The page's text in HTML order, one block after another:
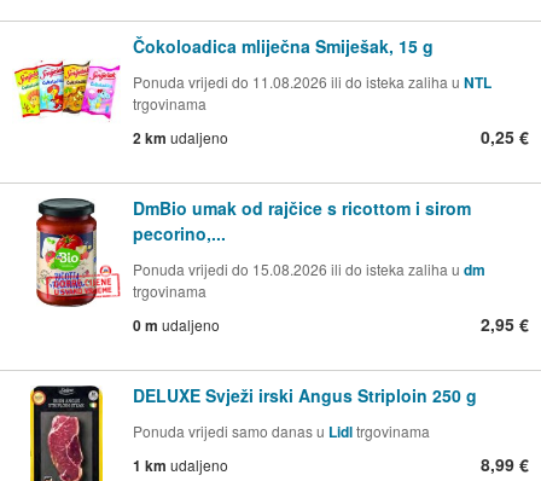
Čokoloadica mliječna Smiješak, 15 g
Ponuda vrijedi do 11.08.2026 ili do isteka zaliha u NTL
trgovinama
2 km udaljeno 0,25 €
DmBio umak od rajčice s ricottom i sirom
pecorino,...
Ponuda vrijedi do 15.08.2026 ili do isteka zaliha u dm
trgovinama
0 m udaljeno 2,95 €
DELUXE Svježi irski Angus Striploin 250 g
Ponuda vrijedi samo danas u Lidltrgovinama
1 km udaljeno 8,99 €